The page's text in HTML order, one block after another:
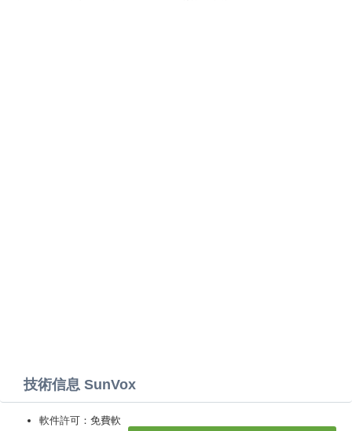
技術信息 SunVox
軟件許可：免費軟